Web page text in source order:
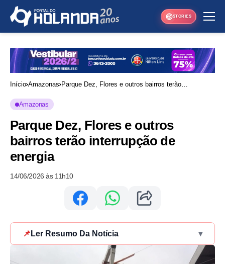
STORIES
Início Amazonas Parque Dez, Flores e outros bairros terão
Amazonas
Parque Dez, Flores e outros
bairros terão interrupção de
energia
14/06/2026 às 11h10
📌 Ler Resumo Da Notícia ▾